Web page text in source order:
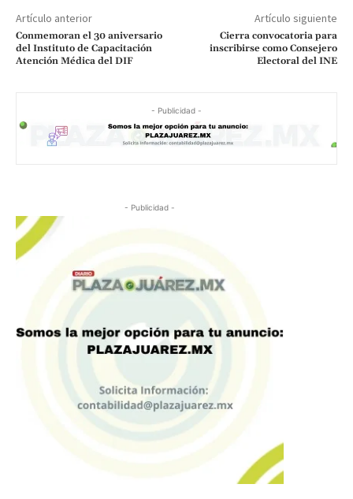
Artículo anterior
Conmemoran el 30 aniversario
del Instituto de Capacitación
Atención Médica del DIF
Artículo siguiente
Cierra convocatoria para
inscribirse como Consejero
Electoral del INE
- Publicidad -
- Publicidad -